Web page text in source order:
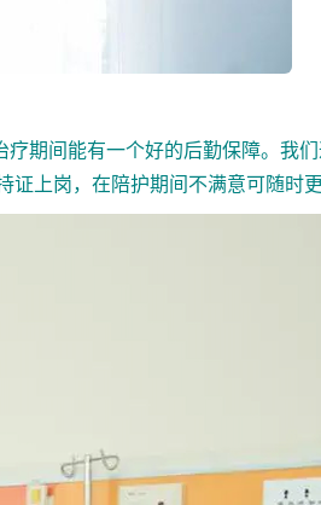
间能有一个好的后勤保障。我们
上岗，在陪护期间不满意可随时